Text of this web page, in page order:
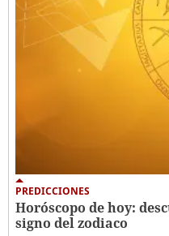
PREDICCIONES
Horóscopo de hoy:
signo del zodiaco